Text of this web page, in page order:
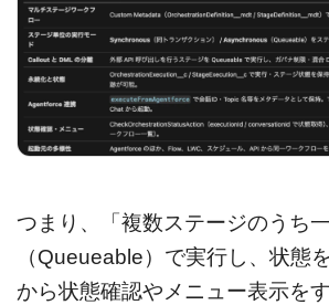
つまり、「複数ステージのうち
（Queueable）で実行し、状態
から状態確認やメニュー表示を